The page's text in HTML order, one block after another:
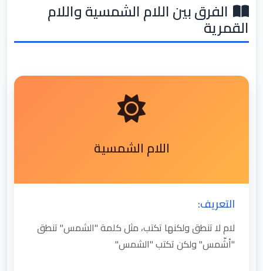
الفرق بين اللام الشمسية واللام
القمرية
اللام الشمسية
التعريف:
لام لا تنطق ولكنها تكتب، مثل كلمة "الشمس" تنطق
"أشّمس" ولكن تكتب "الشمس"